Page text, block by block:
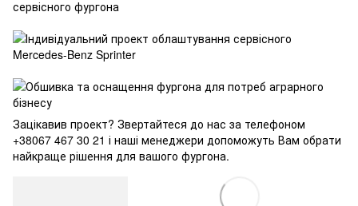
Зацікавив проект? Звертайтеся до нас за телефоном
+38067 467 30 21 і наші менеджери допоможуть Вам обрати
найкраще рішення для вашого фургона.